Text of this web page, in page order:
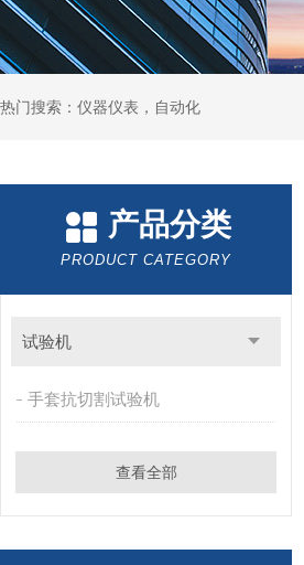
热门搜索：仪器仪表，自动化
产品分类
PRODUCT CATEGORY
试验机
手套抗切割试验机
查看全部